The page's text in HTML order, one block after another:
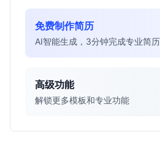
免费制作简历
AI智能生成，3分钟完成专业简历
高级功能
解锁更多模板和专业功能